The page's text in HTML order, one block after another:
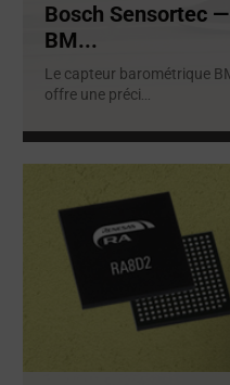
Bosch Sensortec
BM...
Le capteur barométrique
offre une préci...